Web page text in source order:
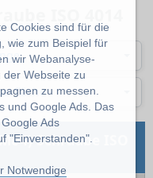
Cookies sind für die
wie zum Beispiel für
wir Webanalyse-
der Webseite zu
zu messen.
und Google Ads. Das
Ads
"Einverstanden".
Notwendige
Schraube ISO